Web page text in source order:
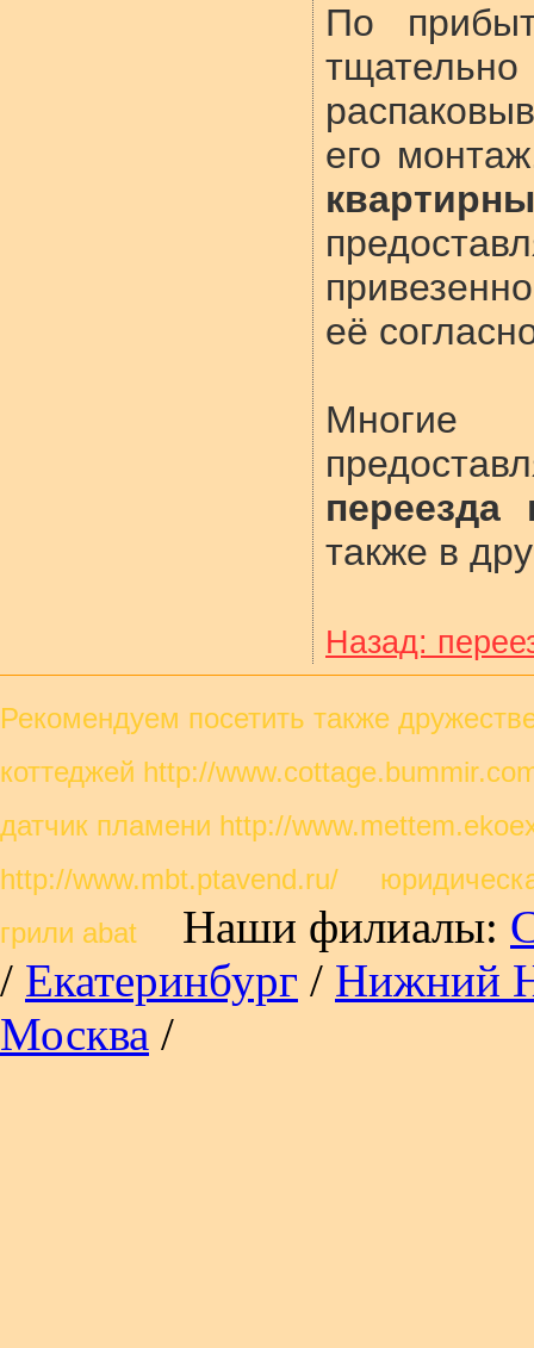
По
его
её
Многие
также в
Назад:
Рекомендуем посетить также
коттеджей http://
датчик пламени http://
http://www.mbt.ptavend.ru/
грили abat
Наши филиалы:
/ Екатеринбург / Нижний
Москва /